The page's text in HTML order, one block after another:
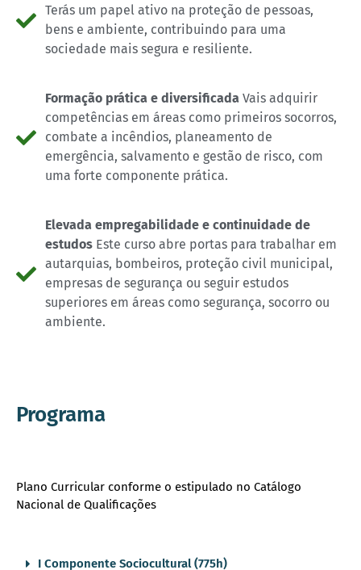
Terás um papel ativo na proteção de pessoas,
bens e ambiente, contribuindo para uma
sociedade mais segura e resiliente.
Formação prática e diversificada Vais adquirir
competências em áreas como primeiros socorros,
combate a incêndios, planeamento de
emergência, salvamento e gestão de risco, com
uma forte componente prática.
Elevada empregabilidade e continuidade de
estudos Este curso abre portas para trabalhar em
autarquias, bombeiros, proteção civil municipal,
empresas de segurança ou seguir estudos
superiores em áreas como segurança, socorro ou
ambiente.
Programa
Plano Curricular conforme o estipulado no Catálogo
Nacional de Qualificações
I Componente Sociocultural (775h)